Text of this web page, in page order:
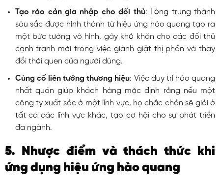
Tạo rào cản gia nhập cho đối thủ: Lòng trung thành
sâu sắc được hình thành từ hiệu ứng hào quang tạo ra
một bức tường vô hình, gây khó khăn cho các đối thủ
cạnh tranh mới trong việc giành giật thị phần và thay
đổi thói quen của người dùng.
Củng cố liên tưởng thương hiệu: Việc duy trì hào quang
nhất quán giúp khách hàng mặc định rằng nếu một
công ty xuất sắc ở một lĩnh vực, họ chắc chắn sẽ giỏi ở
tất cả các lĩnh vực khác, tạo cơ hội cho sự phát triển
đa ngành.
5. Nhược điểm và thách thức khi
ứng dụng hiệu ứng hào quang